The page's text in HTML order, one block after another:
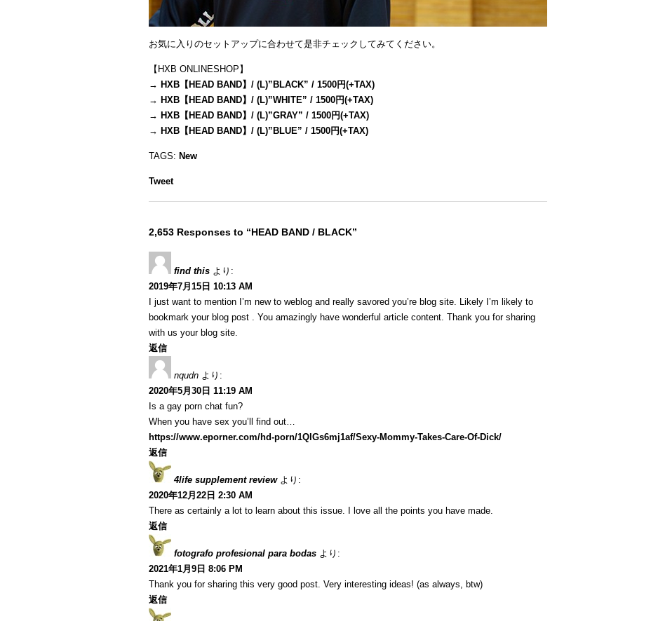
お気に入りのセットアップに合わせて是非チェックしてみてください。
【HXB ONLINESHOP】
→ HXB【HEAD BAND】/ (L)”BLACK” / 1500円(+TAX)
→ HXB【HEAD BAND】/ (L)”WHITE” / 1500円(+TAX)
→ HXB【HEAD BAND】/ (L)”GRAY” / 1500円(+TAX)
→ HXB【HEAD BAND】/ (L)”BLUE” / 1500円(+TAX)
TAGS: New
Tweet
2,653 Responses to “HEAD BAND / BLACK”
find this より:
2019年7月15日 10:13 AM
I just want to mention I’m new to weblog and really savored you’re blog site. Likely I’m likely to
bookmark your blog post . You amazingly have wonderful article content. Thank you for sharing
with us your blog site.
返信
nqudn より:
2020年5月30日 11:19 AM
Is a gay porn chat fun?
When you have sex you’ll find out…
https://www.eporner.com/hd-porn/1QlGs6mj1af/Sexy-Mommy-Takes-Care-Of-Dick/
返信
4life supplement review より:
2020年12月22日 2:30 AM
There as certainly a lot to learn about this issue. I love all the points you have made.
返信
fotografo profesional para bodas より:
2021年1月9日 8:06 PM
Thank you for sharing this very good post. Very interesting ideas! (as always, btw)
返信